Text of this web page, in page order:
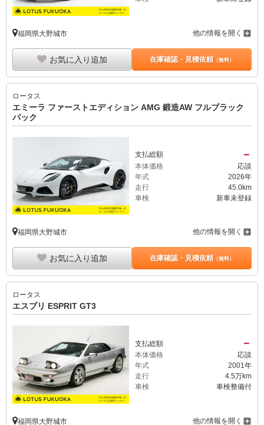
福岡県大野城市 他の情報を開く
お気に入り追加 在庫確認・見積依頼（無料）
ロータス
エミーラ ファーストエディション AMG 鍛造AW フルブラック
パック
支払総額 －
本体価格
応談
年式
2026年
走行
45.0km
車検
新車未登録
福岡県大野城市 他の情報を開く
お気に入り追加 在庫確認・見積依頼（無料）
ロータス
エスプリ ESPRIT GT3
支払総額 －
本体価格
応談
年式
2001年
走行
4.5万km
車検
車検整備付
福岡県大野城市 他の情報を開く